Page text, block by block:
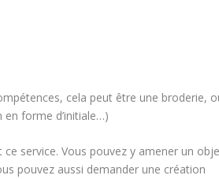
cela peut être une broderie,
forme d’initiale…)
service. Vous pouvez y amener un
pouvez aussi demander une création